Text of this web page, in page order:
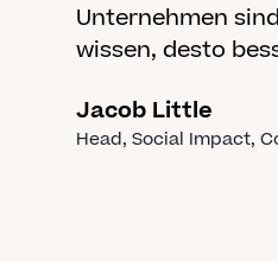
Unternehmen
wissen, desto
Jacob Little
Head, Social Impact,